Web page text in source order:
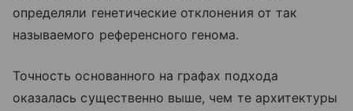
определяли генетические отклонения от так
называемого референсного генома.
Точность основанного на графах подхода
оказалась существенно выше, чем те архитектуры